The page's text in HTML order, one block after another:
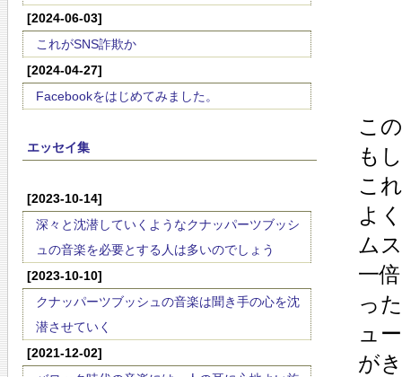
[2024-06-03]
これがSNS詐欺か
[2024-04-27]
Facebookをはじめてみました。
エッセイ集
[2023-10-14]
深々と沈潜していくようなクナッパーツブッシ
ュの音楽を必要とする人は多いのでしょう
[2023-10-10]
クナッパーツブッシュの音楽は聞き手の心を沈
潜させていく
[2021-12-02]
こ
も
こ
よ
ム
一
っ
ュ
が